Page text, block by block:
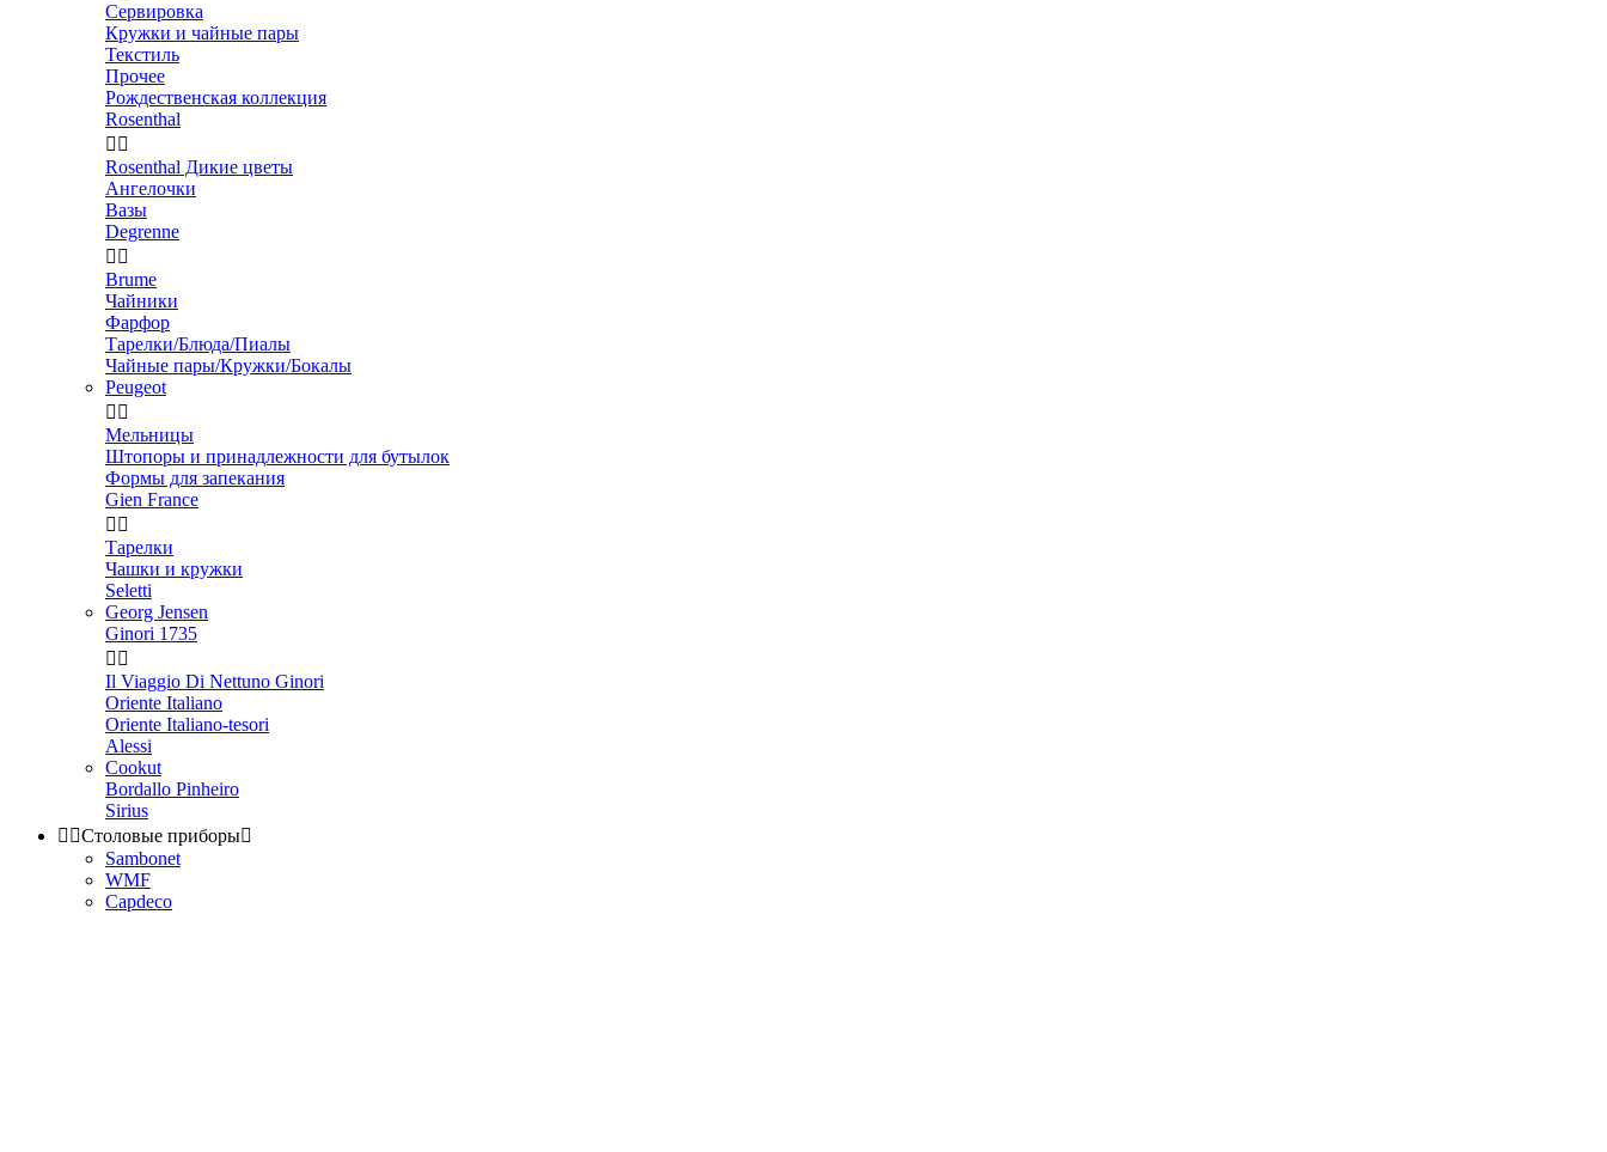
Сервировка
Кружки и чайные пары
Текстиль
Прочее
Рождественская коллекция
Rosenthal
 
Rosenthal Дикие цветы
Ангелочки
Вазы
Degrenne
 
Brume
Чайники
Фарфор
Тарелки/Блюда/Пиалы
Чайные пары/Кружки/Бокалы
Peugeot
 
Мельницы
Штопоры и принадлежности для бутылок
Формы для запекания
Gien France
 
Тарелки
Чашки и кружки
Seletti
Georg Jensen
Ginori 1735
 
Il Viaggio Di Nettuno Ginori
Oriente Italiano
Oriente Italiano-tesori
Alessi
Cookut
Bordallo Pinheiro
Sirius
 Столовые приборы
Sambonet
WMF
Capdeco